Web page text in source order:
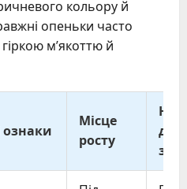
кольору й
опеньки часто
м’якоттю й
ознаки
Місце
росту